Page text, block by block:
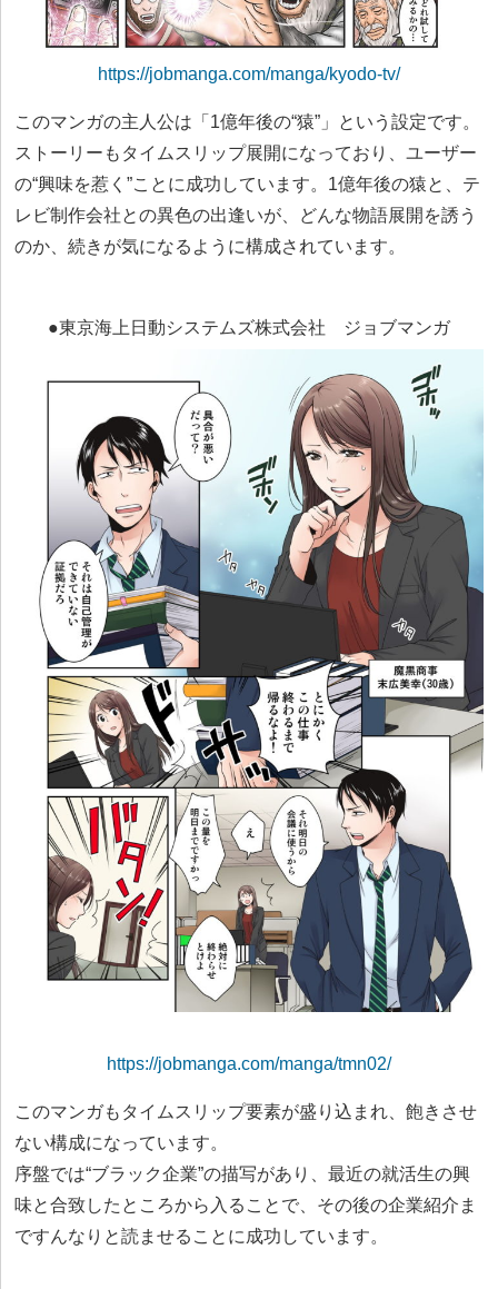
https://jobmanga.com/manga/kyodo-tv/
このマンガの主人公は「1億年後の“猿”」という設定です。
ストーリーもタイムスリップ展開になっており、ユーザー
の“興味を惹く”ことに成功しています。1億年後の猿と、テ
レビ制作会社との異色の出逢いが、どんな物語展開を誘う
のか、続きが気になるように構成されています。
●東京海上日動システムズ株式会社 ジョブマンガ
https://jobmanga.com/manga/tmn02/
このマンガもタイムスリップ要素が盛り込まれ、飽きさせ
ない構成になっています。
序盤では“ブラック企業”の描写があり、最近の就活生の興
味と合致したところから入ることで、その後の企業紹介ま
ですんなりと読ませることに成功しています。